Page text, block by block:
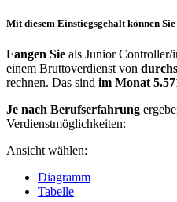
Mit diesem Einstiegsgehalt können
Fangen Sie als Junior Controller/
einem Bruttoverdienst von
rechnen. Das sind im Monat
Je nach Berufserfahrung
Verdienstmöglichkeiten:
Ansicht wählen:
Diagramm
Tabelle